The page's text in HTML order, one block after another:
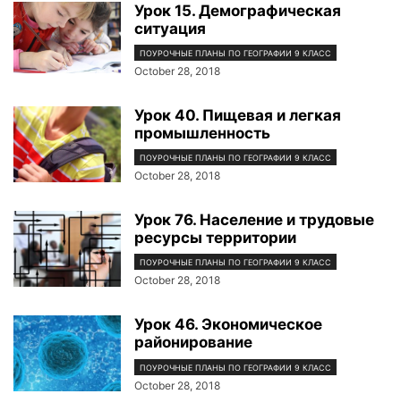
Урок 15. Демографическая
ситуация
ПОУРОЧНЫЕ ПЛАНЫ ПО ГЕОГРАФИИ 9 КЛАСС
October 28, 2018
Урок 40. Пищевая и легкая
промышленность
ПОУРОЧНЫЕ ПЛАНЫ ПО ГЕОГРАФИИ 9 КЛАСС
October 28, 2018
Урок 76. Население и трудовые
ресурсы территории
ПОУРОЧНЫЕ ПЛАНЫ ПО ГЕОГРАФИИ 9 КЛАСС
October 28, 2018
Урок 46. Экономическое
районирование
ПОУРОЧНЫЕ ПЛАНЫ ПО ГЕОГРАФИИ 9 КЛАСС
October 28, 2018